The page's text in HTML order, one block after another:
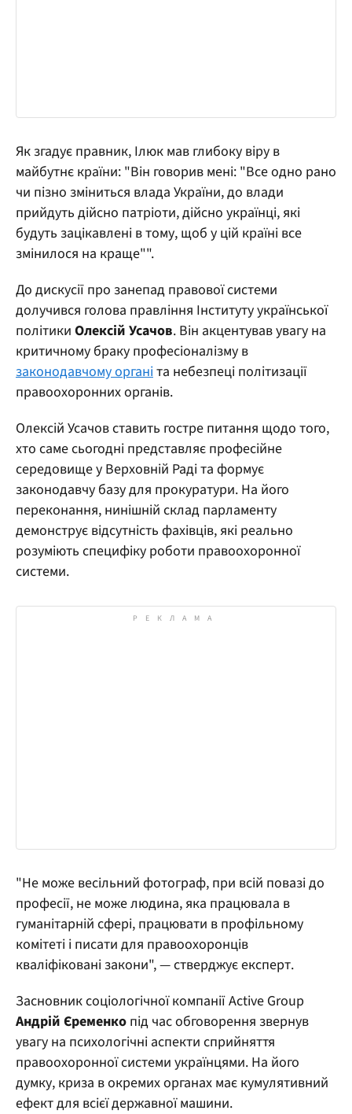
Як згадує правник, Ілюк мав глибоку віру в
майбутнє країни: "Він говорив мені: "Все одно рано
чи пізно зміниться влада України, до влади
прийдуть дійсно патріоти, дійсно українці, які
будуть зацікавлені в тому, щоб у цій країні все
змінилося на краще"".
До дискусії про занепад правової системи
долучився голова правління Інституту української
політики Олексій Усачов. Він акцентував увагу на
критичному браку професіоналізму в
законодавчому органіта небезпеці політизації
правоохоронних органів.
Олексій Усачов ставить гостре питання щодо того,
хто саме сьогодні представляє професійне
середовище у Верховній Раді та формує
законодавчу базу для прокуратури. На його
переконання, нинішній склад парламенту
демонструє відсутність фахівців, які реально
розуміють специфіку роботи правоохоронної
системи.
"Не може весільний фотограф, при всій повазі до
професії, не може людина, яка працювала в
гуманітарній сфері, працювати в профільному
комітеті і писати для правоохоронців
кваліфіковані закони", — стверджує експерт.
Засновник соціологічної компанії Active Group
Андрій Єременко під час обговорення звернув
увагу на психологічні аспекти сприйняття
правоохоронної системи українцями. На його
думку, криза в окремих органах має кумулятивний
ефект для всієї державної машини.